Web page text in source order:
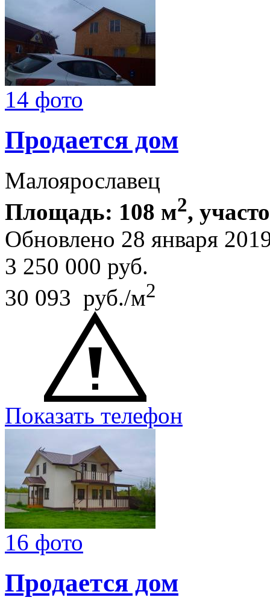
14 фото
Продается дом
Малоярославец
Площадь: 108 м2,
Обновлено 28 января
3 250 000 руб.
30 093 руб./м2
Показать телефон
16 фото
Продается дом